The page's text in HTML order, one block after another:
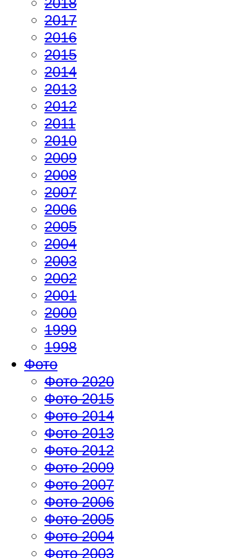
2017
2016
2015
2014
2013
2012
2011
2010
2009
2008
2007
2006
2005
2004
2003
2002
2001
2000
1999
1998
Фото
Фото 2020
Фото 2015
Фото 2014
Фото 2013
Фото 2012
Фото 2009
Фото 2007
Фото 2006
Фото 2005
Фото 2004
Фото 2003